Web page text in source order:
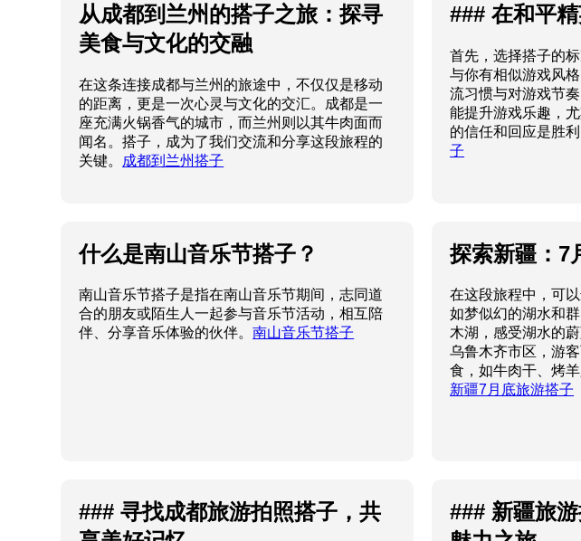
从成都到兰州的搭子之旅：探寻
美食与文化的交融
在这条连接成都与兰州的旅途中，不仅仅是移动
的距离，更是一次心灵与文化的交汇。成都是一
座充满火锅香气的城市，而兰州则以其牛肉面而
闻名。搭子，成为了我们交流和分享这段旅程的
关键。
成都到兰州搭子
### 在和平
首先，选择搭子的
与你有相似游戏风
流习惯与对游戏节
能提升游戏乐趣，
的信任和回应是胜利
子
什么是南山音乐节搭子？
南山音乐节搭子是指在南山音乐节期间，志同道
合的朋友或陌生人一起参与音乐节活动，相互陪
伴、分享音乐体验的伙伴。南山音乐节搭子
探索新疆：7
在这段旅程中，可
如梦似幻的湖水和
木湖，感受湖水的
乌鲁木齐市区，游
食，如牛肉干、烤
新疆7月底旅游搭子
### 寻找成都旅游拍照搭子，共
### 新疆旅